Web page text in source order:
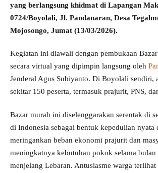
yang berlangsung khidmat di Lapangan
0724/Boyolali, Jl. Pandanaran, Desa
Mojosongo, Jumat (13/03/2026).
Kegiatan ini diawali dengan pembukaan
secara virtual yang dipimpin langsung oleh
Jenderal Agus Subiyanto. Di Boyolali sendiri,
sekitar 150 peserta, termasuk prajurit, PNS,
Bazar murah ini diselenggarakan serentak di
di Indonesia sebagai bentuk kepedulian nyata
meringankan beban ekonomi prajurit dan
meningkatnya kebutuhan pokok selama bulan
menjelang Lebaran. Antusiasme warga